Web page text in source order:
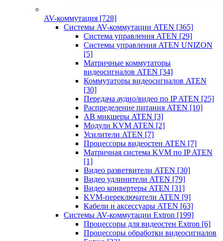
AV-коммутация [728]
Системы AV-коммутации ATEN [365]
Система управления ATEN [29]
Системы управления ATEN UNIZON
[5]
Матричные коммутаторы
видеосигналов ATEN [34]
Коммутаторы видеосигналов ATEN
[30]
Передача аудио/видео по IP ATEN [25]
Распределение питания ATEN [10]
АВ микшеры ATEN [3]
Модули KVM ATEN [2]
Усилители ATEN [7]
Процессоры видеостен ATEN [7]
Матричная система KVM по IP ATEN
[1]
Видео разветвители ATEN [30]
Видео удлинители ATEN [79]
Видео конвертеры ATEN [31]
KVM-переключатели ATEN [9]
Кабели и аксессуары ATEN [63]
Системы AV-коммутации Extron [199]
Процессоры для видеостен Extron [6]
Процессоры обработки видеосигналов